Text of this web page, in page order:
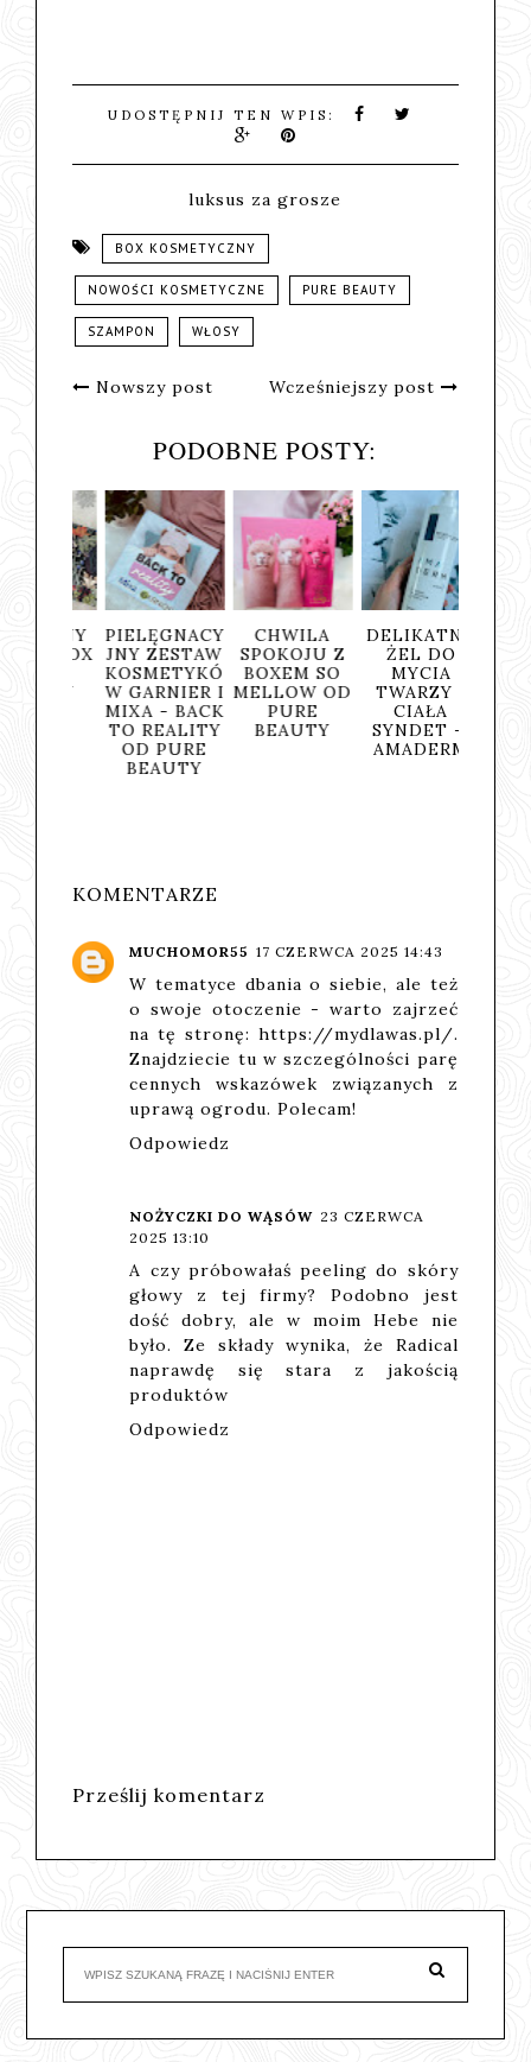
UDOSTĘPNIJ TEN WPIS:
luksus za grosze
BOX KOSMETYCZNY
NOWOŚCI KOSMETYCZNE PURE BEAUTY
SZAMPON WŁOSY
Nowszy post Wcześniejszy post
PODOBNE POSTY:
PIELĘGNACY
JNY ZESTAW
KOSMETYKÓ
W GARNIER I
MIXA - BACK
TO REALITY
OD PURE
BEAUTY
CHWILA
SPOKOJU Z
BOXEM SO
MELLOW OD
PURE
BEAUTY
DELIKATNY
ŻEL DO
MYCIA
TWARZY I
CIAŁA
SYNDET —
AMADERM
KOMENTARZE
MUCHOMOR55 17 CZERWCA 2025 14:43
W tematyce dbania o siebie, ale też
o swoje otoczenie - warto zajrzeć
na tę stronę: https://mydlawas.pl/.
Znajdziecie tu w szczególności parę
cennych wskazówek związanych z
uprawą ogrodu. Polecam!
Odpowiedz
NOŻYCZKI DO WĄSÓW 23 CZERWCA
2025 13:10
A czy próbowałaś peeling do skóry
głowy z tej firmy? Podobno jest
dość dobry, ale w moim Hebe nie
było. Ze składy wynika, że Radical
naprawdę się stara z jakością
produktów
Odpowiedz
Prześlij komentarz